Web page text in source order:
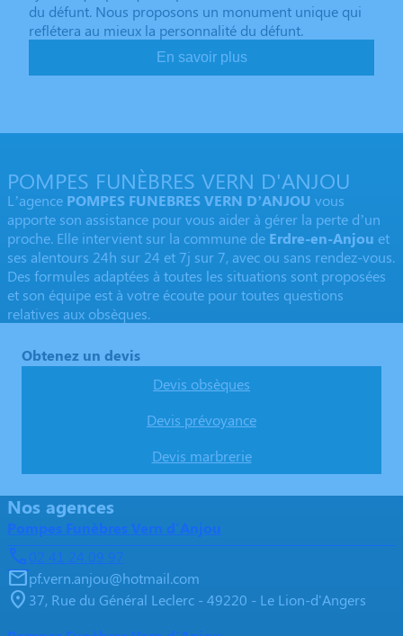
du défunt. Nous proposons un monument unique qui
reflétera au mieux la personnalité du défunt.
En savoir plus
POMPES FUNÈBRES VERN D'ANJOU
L’agence POMPES FUNEBRES VERN D’ANJOU vous
apporte son assistance pour vous aider à gérer la perte d’un
proche. Elle intervient sur la commune de Erdre-en-Anjou et
ses alentours 24h sur 24 et 7j sur 7, avec ou sans rendez-vous.
Des formules adaptées à toutes les situations sont proposées
et son équipe est à votre écoute pour toutes questions
relatives aux obsèques.
Obtenez un devis
Devis obsèques
Devis prévoyance
Devis marbrerie
Nos agences
Pompes Funèbres Vern d'Anjou
02 41 24 09 97
pf.vern.anjou@hotmail.com
37, Rue du Général Leclerc - 49220 - Le Lion-d'Angers